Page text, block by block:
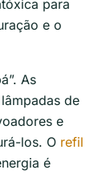
para
e o
As
de
e
los. O refil
é